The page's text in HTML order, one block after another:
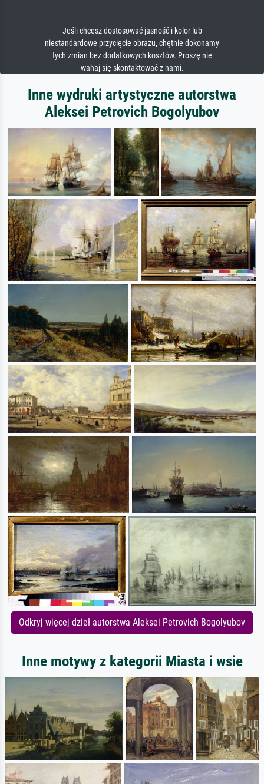
Jeśli chcesz dostosować jasność i kolor lub
niestandardowe przycięcie obrazu, chętnie dokonamy
tych zmian bez dodatkowych kosztów. Proszę nie
wahaj się skontaktować z nami.
Inne wydruki artystyczne autorstwa
Aleksei Petrovich Bogolyubov
Odkryj więcej dzieł autorstwa Aleksei Petrovich Bogolyubov
Inne motywy z kategorii Miasta i wsie